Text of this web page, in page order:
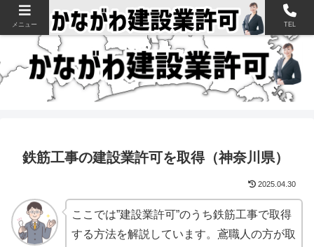
神奈川県の建設業許可申請・取得を支援【新規・更新・経審】
鉄筋工事の建設業許可を取得（神奈川県）
2025.04.30
ここでは”建設業許可”のうち鉄筋工事で取得
する方法を解説しています。鳶職人の方が取
メニュー TEL